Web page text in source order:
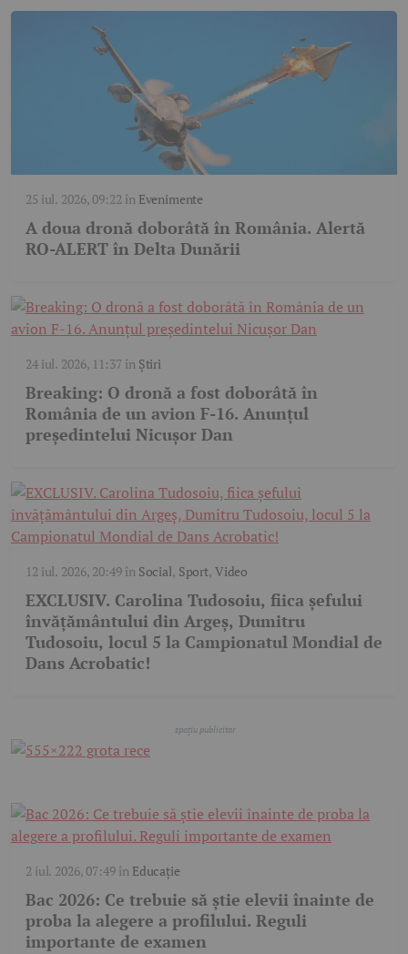
25 iul. 2026, 09:22 în Evenimente
A doua dronă doborâtă în România. Alertă
RO-ALERT în Delta Dunării
24 iul. 2026, 11:37în Știri
Breaking: O dronă a fost doborâtă în
România de un avion F-16. Anunțul
președintelui Nicușor Dan
12 iul. 2026, 20:49în Social, Sport, Video
EXCLUSIV. Carolina Tudosoiu, fiica șefului
învățământului din Argeș, Dumitru
Tudosoiu, locul 5 la Campionatul Mondial de
Dans Acrobatic!
2 iul. 2026, 07:49în Educație
Bac 2026: Ce trebuie să știe elevii înainte de
proba la alegere a profilului. Reguli
importante de examen